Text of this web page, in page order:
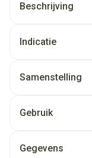
Beschrijving
Indicatie
Samenstelling
Gebruik
Gegevens